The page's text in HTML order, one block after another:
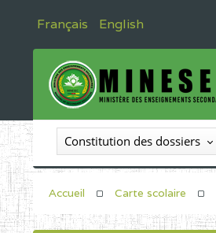
Français English
Constitution des dossiers
Accueil Carte scolaire